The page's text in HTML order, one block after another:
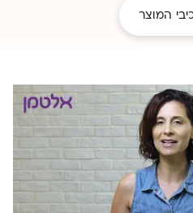
המוצר